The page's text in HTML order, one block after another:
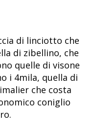
di linciotto che
di zibellino, che
quelle di visone
i 4mila, quella di
che costa
coniglio